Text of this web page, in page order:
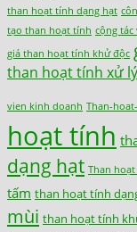
than hoạt tính dạng hạt
tạo than hoạt tính cộng tác
giá than hoạt tính khử độc
than hoạt tính xử
vien kinh doanh Than-
hoạt tính
dạng hạt Than
tấm than hoạt tính
mùi than hoạt tính